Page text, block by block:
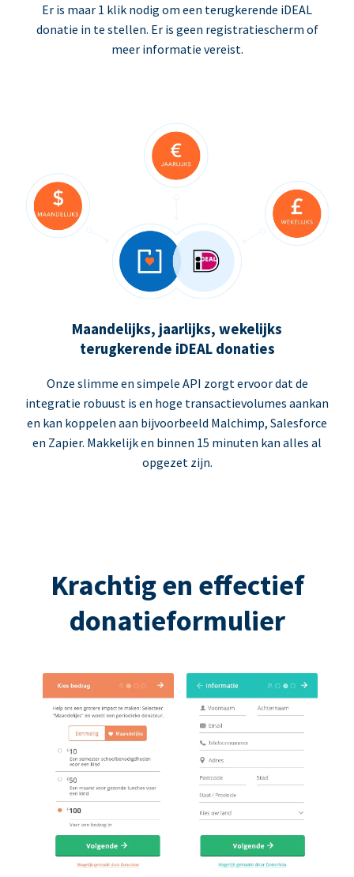
Er is maar 1 klik nodig om een terugkerende iDEAL
donatie in te stellen. Er is geen registratiescherm of
meer informatie vereist.
Maandelijks, jaarlijks, wekelijks
terugkerende iDEAL donaties
Onze slimme en simpele API zorgt ervoor dat de
integratie robuust is en hoge transactievolumes aankan
en kan koppelen aan bijvoorbeeld Malchimp, Salesforce
en Zapier. Makkelijk en binnen 15 minuten kan alles al
opgezet zijn.
Krachtig en effectief
donatieformulier